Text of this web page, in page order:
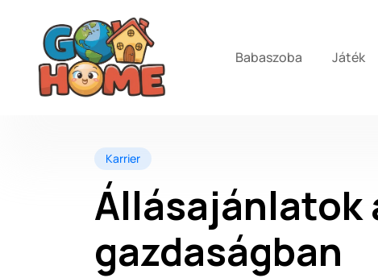
Babaszoba Játék
Karrier
Állásajánlatok
gazdaságban